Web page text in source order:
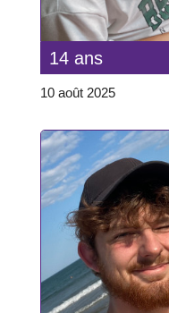
14 ans
10 août 2025